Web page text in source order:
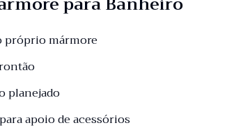
próprio mármore
planejado
para apoio de acessórios